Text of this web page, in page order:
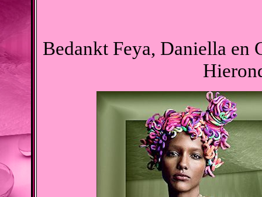
Bedankt Feya, Daniella en